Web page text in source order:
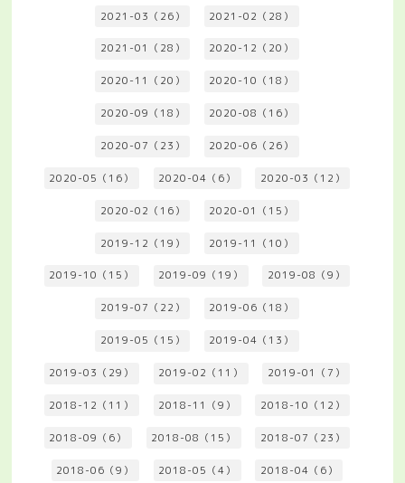
2021-03（26） 2021-02（28）
2021-01（28） 2020-12（20）
2020-11（20） 2020-10（18）
2020-09（18） 2020-08（16）
2020-07（23） 2020-06（26）
2020-05（16） 2020-04（6） 2020-03（12）
2020-02（16） 2020-01（15）
2019-12（19） 2019-11（10）
2019-10（15） 2019-09（19） 2019-08（9）
2019-07（22） 2019-06（18）
2019-05（15） 2019-04（13）
2019-03（29） 2019-02（11） 2019-01（7）
2018-12（11） 2018-11（9） 2018-10（12）
2018-09（6） 2018-08（15） 2018-07（23）
2018-06（9） 2018-05（4） 2018-04（6）